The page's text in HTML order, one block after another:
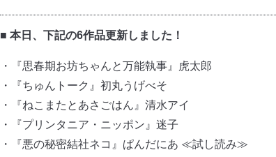
■ 本日、下記の6作品更新しました！
・『思春期お坊ちゃんと万能執事』虎太郎
・『ちゅんトーク』初丸うげべそ
・『ねこまたとあさごはん』清水アイ
・『プリンタニア・ニッポン』迷子
・『悪の秘密結社ネコ』ぱんだにあ ≪試し読み≫